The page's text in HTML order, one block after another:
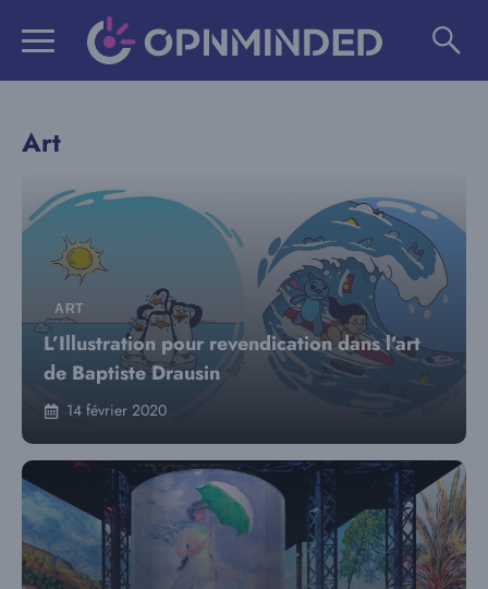
Art
ART
L’Illustration pour revendication dans l’art
de Baptiste Drausin
14 février 2020